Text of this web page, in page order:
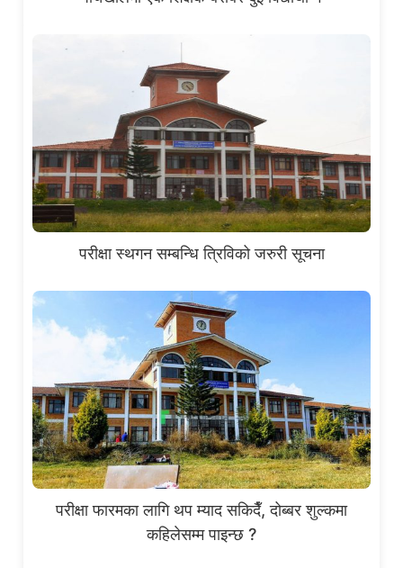
परीक्षा स्थगन सम्बन्धि त्रिविको जरुरी सूचना
परीक्षा फारमका लागि थप म्याद सकिदैँ, दोब्बर शुल्कमा
कहिलेसम्म पाइन्छ ?